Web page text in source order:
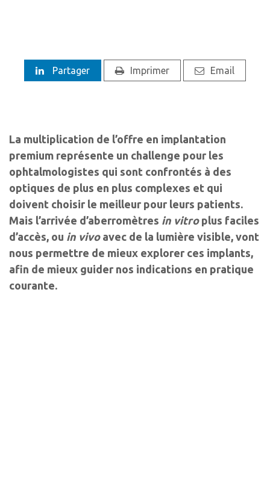
Partager Imprimer Email
La multiplication de l’offre en implantation
premium représente un challenge pour les
ophtalmologistes qui sont confrontés à des
optiques de plus en plus complexes et qui
doivent choisir le meilleur pour leurs patients.
Mais l’arrivée d’aberromètres in vitroplus faciles
d’accès, ou in vivoavec de la lumière visible, vont
nous permettre de mieux explorer ces implants,
afin de mieux guider nos indications en pratique
courante.